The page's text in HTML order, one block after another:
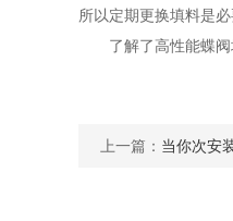
所以定期更换填料是
了解了高性能蝶阀填
上一篇： 当你次安